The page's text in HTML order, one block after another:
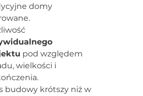
domy
pod względem
wielkości i
budowy krótszy niż w